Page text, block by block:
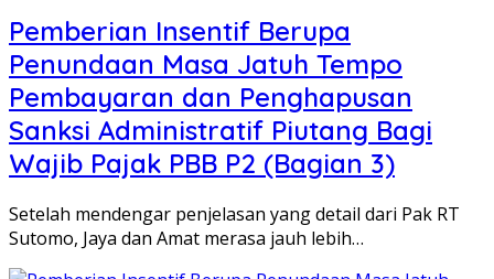
Pemberian Insentif Berupa
Penundaan Masa Jatuh Tempo
Pembayaran dan Penghapusan
Sanksi Administratif Piutang Bagi
Wajib Pajak PBB P2 (Bagian 3)
Setelah mendengar penjelasan yang detail dari Pak RT
Sutomo, Jaya dan Amat merasa jauh lebih…